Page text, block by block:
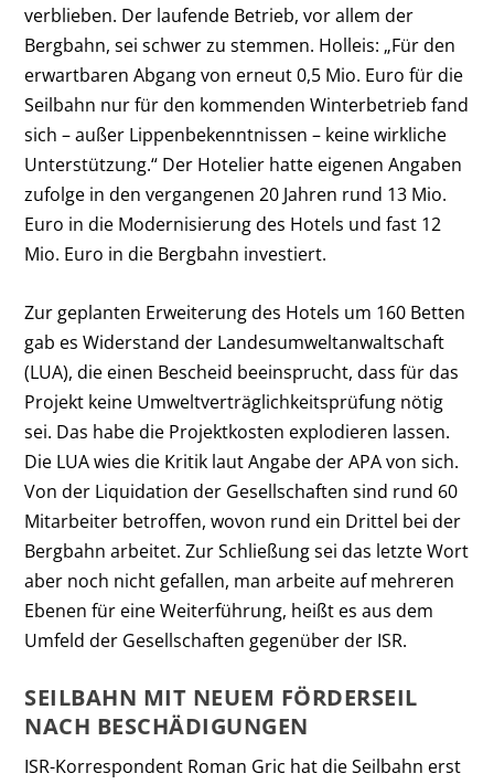
verblieben. Der laufende Betrieb, vor allem der
Bergbahn, sei schwer zu stemmen. Holleis: „Für den
erwartbaren Abgang von erneut 0,5 Mio. Euro für die
Seilbahn nur für den kommenden Winterbetrieb fand
sich – außer Lippenbekenntnissen – keine wirkliche
Unterstützung.“ Der Hotelier hatte eigenen Angaben
zufolge in den vergangenen 20 Jahren rund 13 Mio.
Euro in die Modernisierung des Hotels und fast 12
Mio. Euro in die Bergbahn investiert.
Zur geplanten Erweiterung des Hotels um 160 Betten
gab es Widerstand der Landesumweltanwaltschaft
(LUA), die einen Bescheid beeinsprucht, dass für das
Projekt keine Umweltverträglichkeitsprüfung nötig
sei. Das habe die Projektkosten explodieren lassen.
Die LUA wies die Kritik laut Angabe der APA von sich.
Von der Liquidation der Gesellschaften sind rund 60
Mitarbeiter betroffen, wovon rund ein Drittel bei der
Bergbahn arbeitet. Zur Schließung sei das letzte Wort
aber noch nicht gefallen, man arbeite auf mehreren
Ebenen für eine Weiterführung, heißt es aus dem
Umfeld der Gesellschaften gegenüber der ISR.
SEILBAHN MIT NEUEM FÖRDERSEIL
NACH BESCHÄDIGUNGEN
ISR-Korrespondent Roman Gric hat die Seilbahn erst